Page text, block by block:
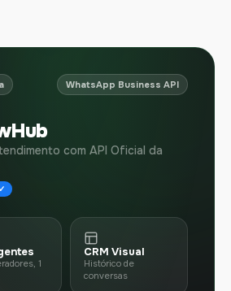
WhatsApp Business API
com API Oficial da
1
CRM Visual
Histórico de
conversas